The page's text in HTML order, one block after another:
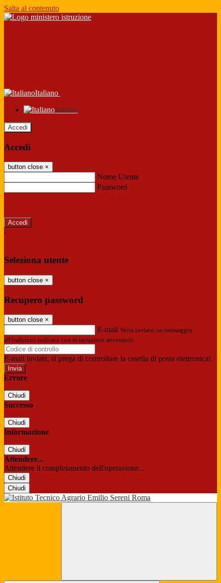
Salta al contenuto
Italiano
Italiano
Accedi
Accedi
button close ×
Nome Utente
Password
-
Seleziona utente
button close ×
Recupero password
button close ×
E-mail Verrà inviato un messaggio
all'indirizzo indicato con le istruzioni necessarie.
E-mail inviata, si prega di controllare la casella di posta elettronica!
Errore
Chiudi
Successo
Chiudi
Informazione
Chiudi
Attendere...
Attendere il completamento dell'operazione...
Chiudi
Chiudi